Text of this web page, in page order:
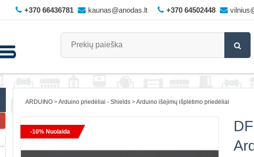
+370 66436781 kaunas@anodas.lt +370 64502448
ARDUINO Arduino priedėliai - Shields Arduino išėjimų išplėtimo priedėliai
-10% Nuolaida